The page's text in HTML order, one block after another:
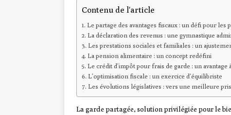
Contenu de l'article
Le partage des avantages fiscaux : un défi pour les
La déclaration des revenus : une gymnastique
Les prestations sociales et familiales : un
La pension alimentaire : un concept redéfini
Le crédit d’impôt pour frais de garde : un avantage
L’optimisation fiscale : un exercice d’équilibriste
Les évolutions législatives : vers une meilleure
La garde partagée, solution privilégiée pour le